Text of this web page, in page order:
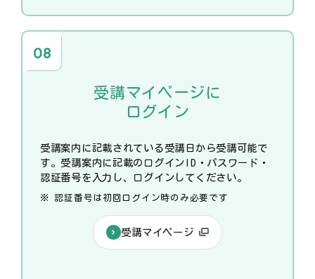
受講マイページに
ログイン
受講案内に記載されている受講日から受講可能で
す。受講案内に記載のログインID・パスワード・
認証番号を入力し、ログインしてください。
認証番号は初回ログイン時のみ必要です
受講マイページ